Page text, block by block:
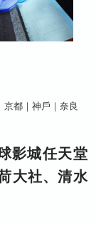
京都｜神戶｜奈良
影城任天堂
大社、清水